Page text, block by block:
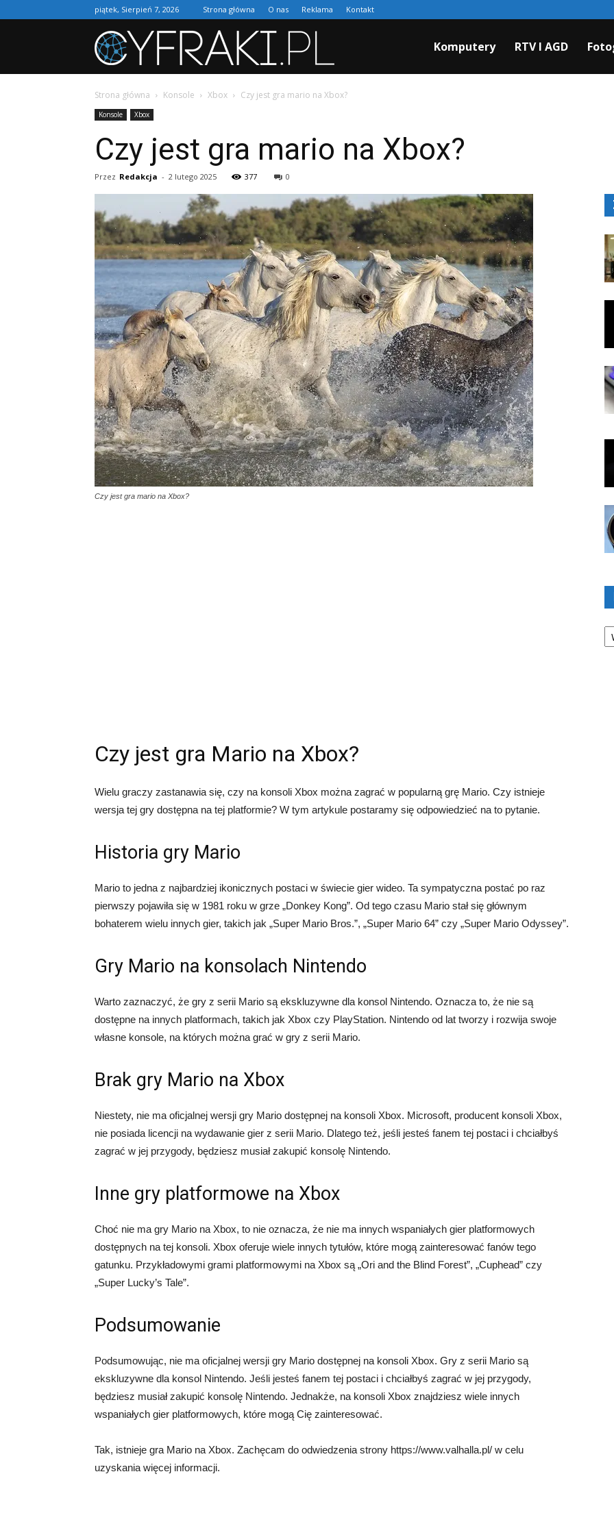
piątek, Sierpień 7, 2026 Strona główna O nas Reklama Kontakt
Komputery RTV I AGD
Strona główna Konsole Xbox Czy jest gra mario na Xbox?
Konsole Xbox
Czy jest gra mario na Xbox?
Przez Redakcja - 2 lutego 2025 377 0
Czy jest gra mario na Xbox?
Czy jest gra Mario na Xbox?
Wielu graczy zastanawia się, czy na konsoli Xbox można zagrać w popularną grę Mario. Czy istnieje
wersja tej gry dostępna na tej platformie? W tym artykule postaramy się odpowiedzieć na to pytanie.
Historia gry Mario
Mario to jedna z najbardziej ikonicznych postaci w świecie gier wideo. Ta sympatyczna postać po raz
pierwszy pojawiła się w 1981 roku w grze „Donkey Kong”. Od tego czasu Mario stał się głównym
bohaterem wielu innych gier, takich jak „Super Mario Bros.”, „Super Mario 64” czy „Super Mario Odyssey”.
Gry Mario na konsolach Nintendo
Warto zaznaczyć, że gry z serii Mario są ekskluzywne dla konsol Nintendo. Oznacza to, że nie są
dostępne na innych platformach, takich jak Xbox czy PlayStation. Nintendo od lat tworzy i rozwija swoje
własne konsole, na których można grać w gry z serii Mario.
Brak gry Mario na Xbox
Niestety, nie ma oficjalnej wersji gry Mario dostępnej na konsoli Xbox. Microsoft, producent konsoli Xbox,
nie posiada licencji na wydawanie gier z serii Mario. Dlatego też, jeśli jesteś fanem tej postaci i chciałbyś
zagrać w jej przygody, będziesz musiał zakupić konsolę Nintendo.
Inne gry platformowe na Xbox
Choć nie ma gry Mario na Xbox, to nie oznacza, że nie ma innych wspaniałych gier platformowych
dostępnych na tej konsoli. Xbox oferuje wiele innych tytułów, które mogą zainteresować fanów tego
gatunku. Przykładowymi grami platformowymi na Xbox są „Ori and the Blind Forest”, „Cuphead” czy
„Super Lucky’s Tale”.
Podsumowanie
Podsumowując, nie ma oficjalnej wersji gry Mario dostępnej na konsoli Xbox. Gry z serii Mario są
ekskluzywne dla konsol Nintendo. Jeśli jesteś fanem tej postaci i chciałbyś zagrać w jej przygody,
będziesz musiał zakupić konsolę Nintendo. Jednakże, na konsoli Xbox znajdziesz wiele innych
wspaniałych gier platformowych, które mogą Cię zainteresować.
Tak, istnieje gra Mario na Xbox. Zachęcam do odwiedzenia strony https://www.valhalla.pl/ w celu
uzyskania więcej informacji.